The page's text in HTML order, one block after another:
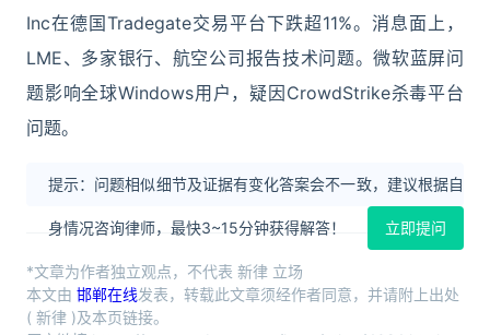
Inc在德国Tradegate交易平台下跌超11%。消息面上，
LME、多家银行、航空公司报告技术问题。微软蓝屏问
题影响全球Windows用户，疑因CrowdStrike杀毒平台
问题。
提示：问题相似细节及证据有变化答案会不一致，建议根据自
身情况咨询律师，最快3~15分钟获得解答！ 立即提问
*文章为作者独立观点，不代表 新律 立场
本文由 邯郸在线发表，转载此文章须经作者同意，并请附上出处
( 新律 )及本页链接。